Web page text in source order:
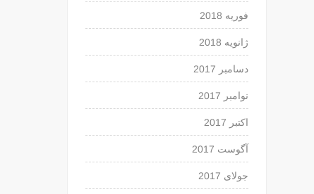
فوریه 2018
ژانویه 2018
دسامبر 2017
نوامبر 2017
اکتبر 2017
آگوست 2017
جولای 2017